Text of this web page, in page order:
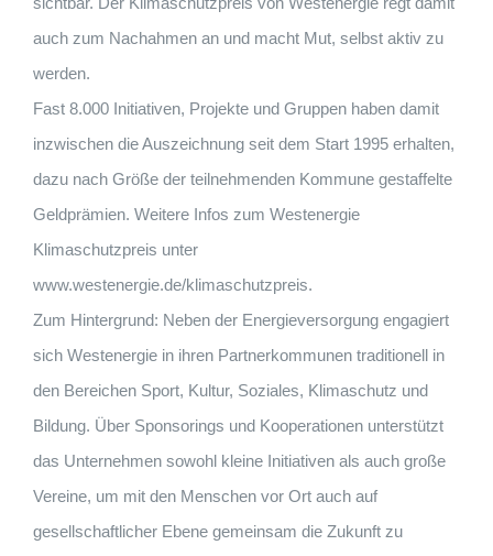
auch zum Nachahmen an und macht Mut, selbst aktiv zu
werden.
Fast 8.000 Initiativen, Projekte und Gruppen haben damit
inzwischen die Auszeichnung seit dem Start 1995 erhalten,
dazu nach Größe der teilnehmenden Kommune gestaffelte
Geldprämien. Weitere Infos zum Westenergie
Klimaschutzpreis unter
www.westenergie.de/klimaschutzpreis.
Zum Hintergrund: Neben der Energieversorgung engagiert
sich Westenergie in ihren Partnerkommunen traditionell in
den Bereichen Sport, Kultur, Soziales, Klimaschutz und
Bildung. Über Sponsorings und Kooperationen unterstützt
das Unternehmen sowohl kleine Initiativen als auch große
Vereine, um mit den Menschen vor Ort auch auf
gesellschaftlicher Ebene gemeinsam die Zukunft zu